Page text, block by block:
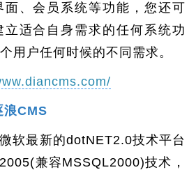
面、会员系统等功能，您还可
立适合自身需求的任何系统功
用户任何时候的不同需求。
CMS
软最新的dotNET2.0技术平台
兼容MSSQL2000)技术，